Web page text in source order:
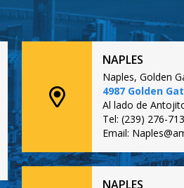
NAPLES
Naples, Golden
4987 Golden
Al lado de
Tel: (239) 276-
Email:
NAPLES